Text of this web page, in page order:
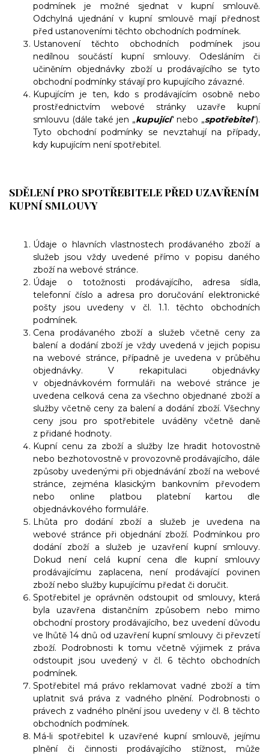
podmínek je možné sjednat v kupní smlouvě.
Odchylná ujednání v kupní smlouvě mají přednost
před ustanoveními těchto obchodních podmínek.
Ustanovení těchto obchodních podmínek jsou
nedílnou součástí kupní smlouvy. Odesláním či
učiněním objednávky zboží u prodávajícího se tyto
obchodní podmínky stávají pro kupujícího závazné.
Kupujícím je ten, kdo s prodávajícím osobně nebo
prostřednictvím webové stránky uzavře kupní
smlouvu (dále také jen „kupující“ nebo „spotřebitel“).
Tyto obchodní podmínky se nevztahují na případy,
kdy kupujícím není spotřebitel.
SDĚLENÍ PRO SPOTŘEBITELE PŘED UZAVŘENÍM
KUPNÍ SMLOUVY
Údaje o hlavních vlastnostech prodávaného zboží a
služeb jsou vždy uvedené přímo v popisu daného
zboží na webové stránce.
Údaje o totožnosti prodávajícího, adresa sídla,
telefonní číslo a adresa pro doručování elektronické
pošty jsou uvedeny v čl. 1.1. těchto obchodních
podmínek.
Cena prodávaného zboží a služeb včetně ceny za
balení a dodání zboží je vždy uvedená v jejich popisu
na webové stránce, případně je uvedena v průběhu
objednávky. V rekapitulaci objednávky
v objednávkovém formuláři na webové stránce je
uvedena celková cena za všechno objednané zboží a
službyvčetně ceny za balení a dodání zboží. Všechny
ceny jsou pro spotřebitele uváděny včetně daně
z přidané hodnoty.
Kupní cenu za zboží a služby lze hradit hotovostně
nebo bezhotovostně v provozovně prodávajícího, dále
způsoby uvedenými při objednávání zboží na webové
stránce, zejména klasickým bankovním převodem
nebo online platbou platební kartou dle
objednávkového formuláře.
Lhůta pro dodání zboží a služeb je uvedena na
webové stránce při objednání zboží. Podmínkou pro
dodání zboží a služeb je uzavření kupní smlouvy.
Dokud není celá kupní cena dle kupní smlouvy
prodávajícímu zaplacena, není prodávající povinen
zboží nebo služby kupujícímu předat či doručit.
Spotřebitel je oprávněn odstoupit od smlouvy, která
byla uzavřena distančním způsobem nebo mimo
obchodní prostory prodávajícího, bez uvedení důvodu
ve lhůtě 14 dnů od uzavření kupní smlouvy či převzetí
zboží. Podrobnosti k tomu včetně výjimek z práva
odstoupit jsou uvedený v čl. 6 těchto obchodních
podmínek.
Spotřebitel má právo reklamovat vadné zboží a tím
uplatnit svá práva z vadného plnění. Podrobnosti o
právech z vadného plnění jsou uvedeny v čl. 8 těchto
obchodních podmínek.
Má-li spotřebitel k uzavřené kupní smlouvě, jejímu
plnění či činnosti prodávajícího stížnost, může